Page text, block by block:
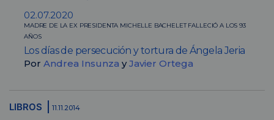
02.07.2020
MADRE DE LA EX PRESIDENTA MICHELLE BACHELET FALLECIÓ A LOS 93
AÑOS
Los días de persecución y tortura de Ángela Jeria
Por Andrea Insunza yJavier Ortega
LIBROS 11.11.2014